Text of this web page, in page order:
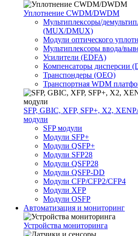
Уплотнение CWDM/DWDM
Мультиплексоры/
(MUX/DMUX)
Модули оптического
Мультиплексоры ввода/
Усилители (EDFA)
Компенсаторы дисперсии
Транспондеры (OEO)
Транспортная WDM
SFP, GBIC, XFP, SFP+, X2,
модули
SFP модули
Модули SFP+
Модули QSFP+
Модули SFP28
Модули QSFP28
Модули QSFP-DD
Модули CFP/CFP2/CFP4
Модули XFP
Модули OSFP
Автоматизация и мониторинг
Устройства мониторинга